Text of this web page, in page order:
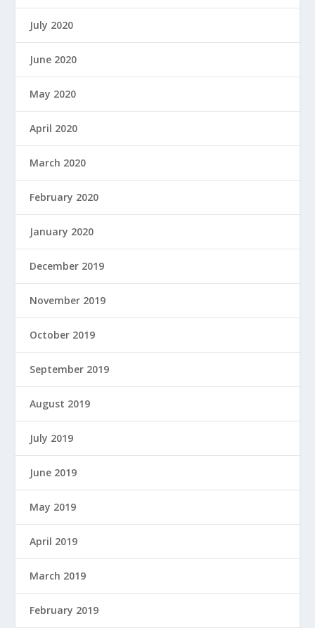
July 2020
June 2020
May 2020
April 2020
March 2020
February 2020
January 2020
December 2019
November 2019
October 2019
September 2019
August 2019
July 2019
June 2019
May 2019
April 2019
March 2019
February 2019